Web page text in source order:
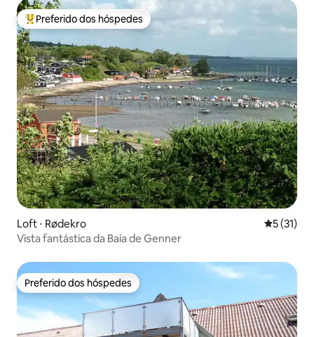
Entre os melhores preferidos dos hóspedes
Preferido dos hóspedes
Loft ⋅ Rødekro 5 de uma
5 (31)
Vista fantástica da Baía de Genner
Preferido dos hóspedes
Preferido dos hóspedes